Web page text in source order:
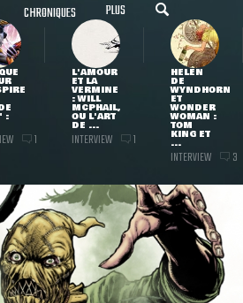
CHRONIQUES PLUS
:
1
L'AMOUR
ET LA
VERMINE
: WILL
MCPHAIL,
OU L'ART
DE ...
INTERVIEW 1
HELEN
DE
WYNDHORN
ET
WONDER
WOMAN :
TOM
KING ET
...
INTERVIEW 3